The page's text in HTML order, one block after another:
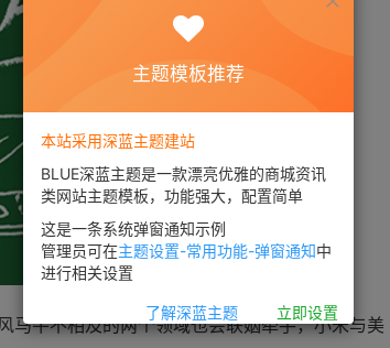
马牛不相及的两个领域也会联姻牵手，小米与美
主题模板推荐
本站采用深蓝主题建站
BLUE深蓝主题是一款漂亮优雅的商城资讯
类网站主题模板，功能强大，配置简单
这是一条系统弹窗通知示例
管理员可在主题设置-常用功能-弹窗通知中
进行相关设置
了解深蓝主题 立即设置